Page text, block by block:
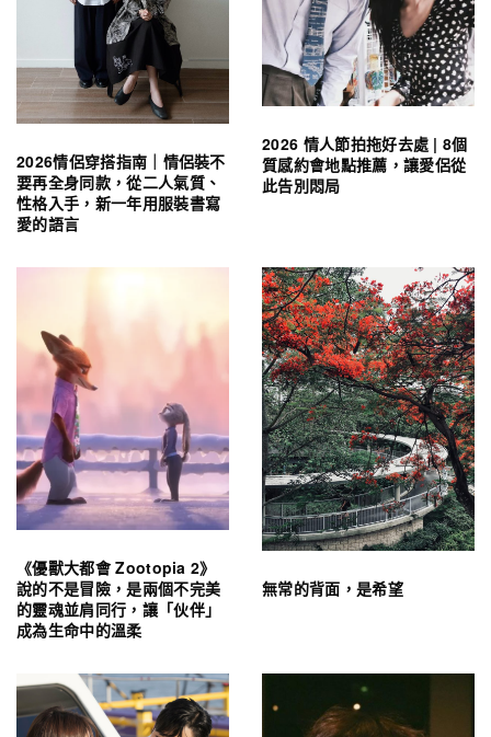
2026情侶穿搭指南｜情侶裝不
要再全身同款，從二人氣質、
性格入手，新一年用服裝書寫
愛的語言
2026 情人節拍拖好去處 | 8個
質感約會地點推薦，讓愛侶從
此告別悶局
《優獸大都會 Zootopia 2》
說的不是冒險，是兩個不完美
的靈魂並肩同行，讓「伙伴」
成為生命中的溫柔
無常的背面，是希望